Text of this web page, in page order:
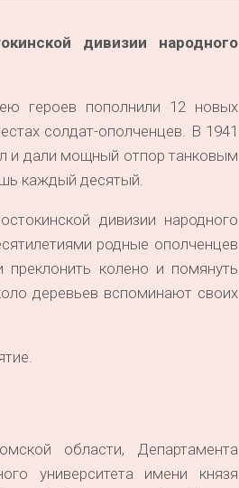
дивизии народного
героев пополнили 12 новых
солдат-ополченцев. В 1941
и дали мощный отпор танковым
каждый десятый.
дивизии народного
родные ополченцев
колено и помянуть
деревьев вспоминают своих
области, Департамента
университета имени князя